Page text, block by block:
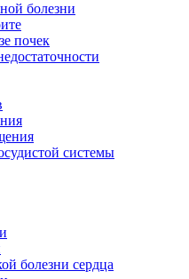
болезни
почек
системы
болезни сердца